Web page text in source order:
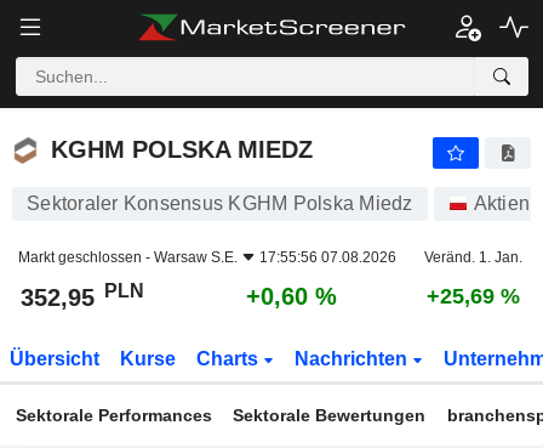
KGHM POLSKA MIEDZ
KGHM POLSKA MIEDZ
Sektoraler Konsensus KGHM Polska Miedz Aktien
Markt geschlossen - Warsaw S.E. 17:55:56 07.08.2026 Veränd. 1. Jan.
352,95 PLN +0,60 % +25,69 %
Übersicht Kurse Charts Nachrichten
Sektorale Performances Sektorale Bewertungen